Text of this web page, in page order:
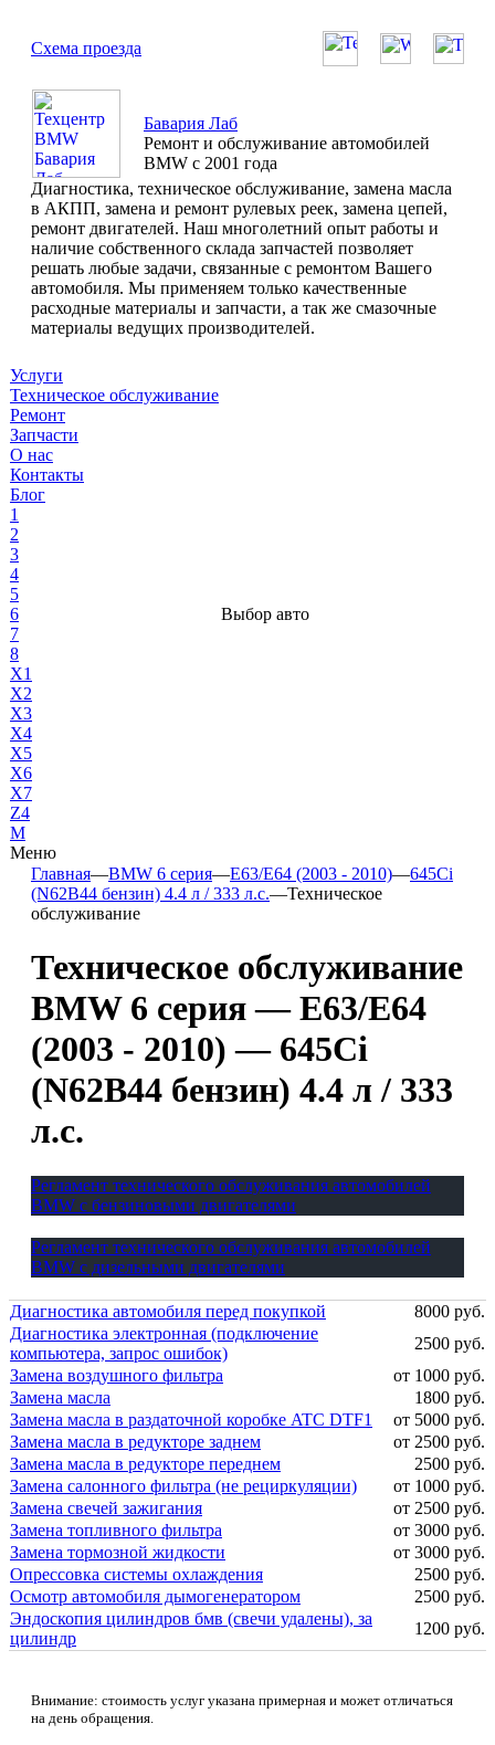
Схема проезда
Бавария Лаб
Ремонт и обслуживание автомобилей
BMW с 2001 года
Диагностика, техническое обслуживание, замена масла
в АКПП, замена и ремонт рулевых реек, замена цепей,
ремонт двигателей. Наш многолетний опыт работы и
наличие собственного склада запчастей позволяет
решать любые задачи, связанные с ремонтом Вашего
автомобиля. Мы применяем только качественные
расходные материалы и запчасти, а так же смазочные
материалы ведущих производителей.
Услуги
Техническое обслуживание
Ремонт
Запчасти
О нас
Контакты
Блог
1
2
3
4
5
6
7
8
X1
X2
X3
X4
X5
X6
X7
Z4
М
Меню
Выбор авто
Главная—BMW 6 серия—E63/E64 (2003 - 2010)—645Ci
(N62B44 бензин) 4.4 л / 333 л.с.—Техническое
обслуживание
Техническое обслуживание
BMW 6 серия — E63/E64
(2003 - 2010) — 645Ci
(N62B44 бензин) 4.4 л / 333
л.с.
Регламент технического обслуживания автомобилей
BMW с бензиновыми двигателями
Регламент технического обслуживания автомобилей
BMW с дизельными двигателями
Диагностика автомобиля перед покупкой
8000 руб.
Диагностика электронная (подключение
компьютера, запрос ошибок)
2500 руб.
Замена воздушного фильтра
от 1000 руб.
Замена масла
1800 руб.
Замена масла в раздаточной коробке ATC DTF1
от 5000 руб.
Замена масла в редукторе заднем
от 2500 руб.
Замена масла в редукторе переднем
2500 руб.
Замена салонного фильтра (не рециркуляции)
от 1000 руб.
Замена свечей зажигания
от 2500 руб.
Замена топливного фильтра
от 3000 руб.
Замена тормозной жидкости
от 3000 руб.
Опрессовка системы охлаждения
2500 руб.
Осмотр автомобиля дымогенератором
2500 руб.
Эндоскопия цилиндров бмв (свечи удалены), за
цилиндр
1200 руб.
Внимание: стоимость услуг указана примерная и может отличаться
на день обращения.